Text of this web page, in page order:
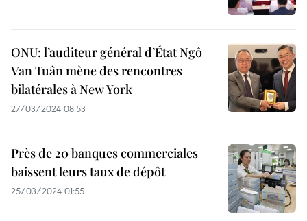
ONU: l’auditeur général d’État Ngô
Van Tuân mène des rencontres
bilatérales à New York
27/03/2024 08:53
Près de 20 banques commerciales
baissent leurs taux de dépôt
25/03/2024 01:55